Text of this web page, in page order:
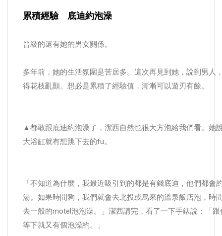
累積經驗 底迪約泡澡
晉級的還有她的男女關係。
多年前，她的生活氛圍是苦居多。這次再見到她，說到男人
得花枝亂顫。想必是累積了經驗值，漸漸可以遊刃有餘。
▲都敢跟底迪約泡澡了，潔西自然也很大方泡給我們看。她
大浴缸就有想跳下去的fu。
「不知道為什麼，我最近吸引到的都是有錢底迪，他們都會
湯。如果時間夠，我們就會去北投或烏來的溫泉飯店泡，時
去一般的motel泡泡澡。」潔西講完，看了一下手錶說：「
等下就又有個泡澡約。」